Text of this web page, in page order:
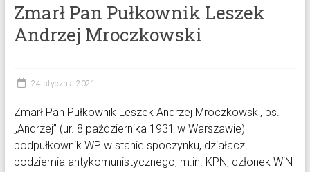
w
służbie
Polski
Zmarł Pan Pułkownik Leszek
Andrzej Mroczkowski
24 stycznia 2021
Zmarł Pan Pułkownik Leszek Andrzej Mroczkowski, ps.
„Andrzej” (ur. 8 października 1931 w Warszawie) –
podpułkownik WP w stanie spoczynku, działacz
podziemia antykomunistycznego, m.in. KPN, członek WiN-